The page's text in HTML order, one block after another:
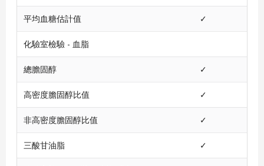
平均血糖估計值 ✓
化驗室檢驗 - 血脂
總膽固醇 ✓
高密度膽固醇比值 ✓
非高密度膽固醇比值 ✓
三酸甘油脂 ✓